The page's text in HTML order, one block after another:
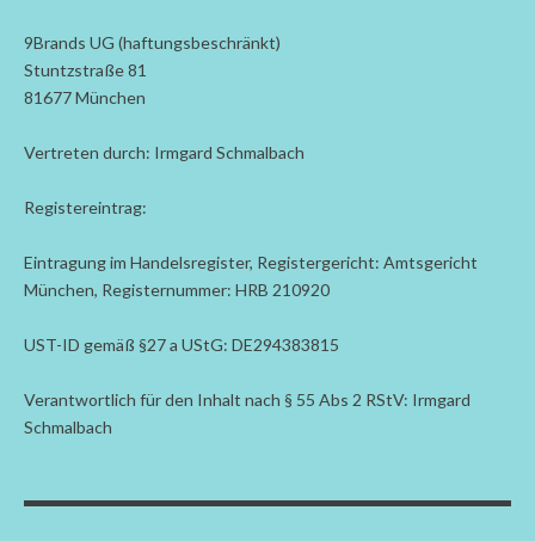
9Brands UG (haftungsbeschränkt)
Stuntzstraße 81
81677 München
Vertreten durch: Irmgard Schmalbach
Registereintrag:
Eintragung im Handelsregister, Registergericht: Amtsgericht
München, Registernummer: HRB 210920
UST-ID gemäß §27 a UStG: DE294383815
Verantwortlich für den Inhalt nach § 55 Abs 2 RStV: Irmgard
Schmalbach